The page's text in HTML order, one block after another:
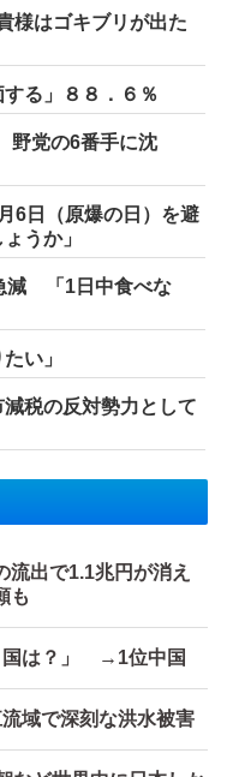
様はゴキブリが出た
る」８８．６％
野党の6番手に沈
6日（原爆の日）を避
うか」
減 「1日中食べな
い」
税の反対勢力として
流出で1.1兆円が消え
も
国は？」 →1位中国
域で深刻な洪水被害